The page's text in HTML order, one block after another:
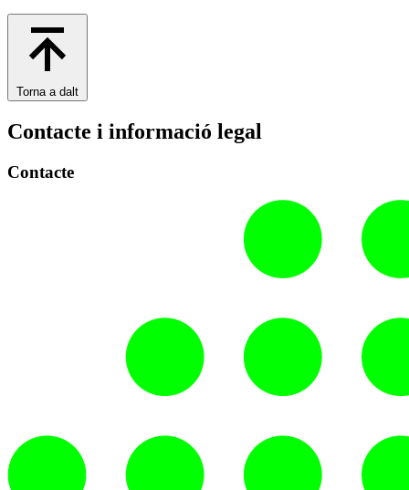
Torna a dalt
Contacte i informació legal
Contacte